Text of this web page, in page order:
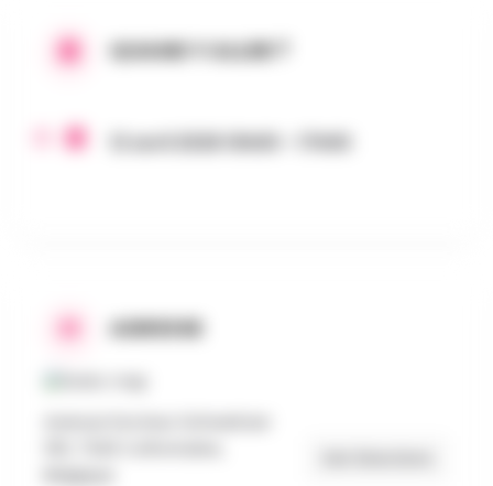
QUAND Y ALLER ?
ADRESSE